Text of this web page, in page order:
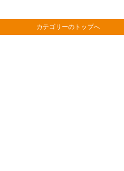
カテゴリーのトップへ